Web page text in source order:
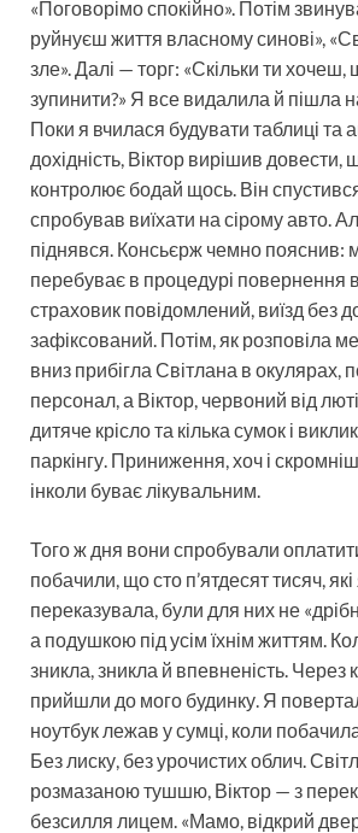
«Поговорімо спокійно». Потім
руйнуєш життя власному синові»,
зле». Далі — торг: «Скільки ти хочеш,
зупинити?» Я все видалила й пішла
Поки я вчилася будувати таблиці та
дохідність, Віктор вирішив
контролює бодай щось. Він спустився
спробував виїхати на сірому авто.
піднявся. Консьєрж чемно пояснив:
перебуває в процедурі повернення
страховик повідомлений, виїзд без
зафіксований. Потім, як розповіла
вниз прибігла Світлана в окулярах,
персонал, а Віктор, червоний від
дитяче крісло та кілька сумок і
паркінгу. Приниження, хоч і
інколи буває лікувальним.
Того ж дня вони спробували
побачили, що сто п’ятдесят тисяч,
переказувала, були для них не
а подушкою під усім їхнім життям.
зникла, зникла й впевненість. Через
прийшли до мого будинку. Я
ноутбук лежав у сумці, коли
Без лиску, без урочистих облич.
розмазаною тушшю, Віктор — з
безсилля лицем. «Мамо, відкрий